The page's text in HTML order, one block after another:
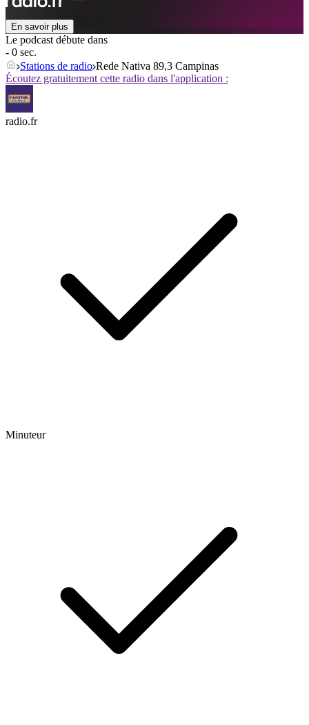
En savoir plus
Le podcast débute dans
- 0 sec.
Stations de radio Rede Nativa 89,3 Campinas
Écoutez gratuitement cette radio dans l'application :
radio.fr
Minuteur